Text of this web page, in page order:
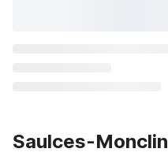
Saulces-Monclin